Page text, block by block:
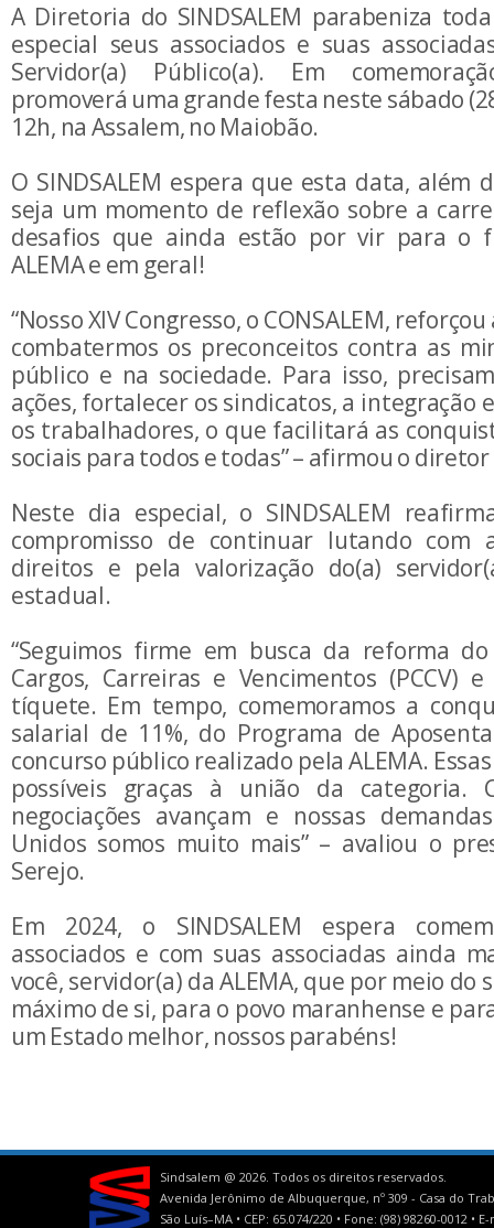
A Diretoria do SINDSALEM parabeniza
especial seus associados e suas
Servidor(a) Público(a). Em
promoverá uma grande festa neste sábado
12h, na Assalem, no Maiobão.
O SINDSALEM espera que esta data, além
seja um momento de reflexão sobre a
desafios que ainda estão por vir para o
ALEMA e em geral!
“Nosso XIV Congresso, o CONSALEM,
combatermos os preconceitos contra as
público e na sociedade. Para isso,
ações, fortalecer os sindicatos, a integração
os trabalhadores, o que facilitará as
sociais para todos e todas” – afirmou o
Neste dia especial, o SINDSALEM
compromisso de continuar lutando com
direitos e pela valorização do(a)
estadual.
“Seguimos firme em busca da reforma
Cargos, Carreiras e Vencimentos (PCCV)
tíquete. Em tempo, comemoramos a
salarial de 11%, do Programa de
concurso público realizado pela ALEMA.
possíveis graças à união da categoria.
negociações avançam e nossas
Unidos somos muito mais” – avaliou o
Serejo.
Em 2024, o SINDSALEM espera
associados e com suas associadas ainda
você, servidor(a) da ALEMA, que por meio do
máximo de si, para o povo maranhense e
um Estado melhor, nossos parabéns!
Sindsalem @ 2026. Todos os direitos reservados.
Avenida Jerônimo de Albuquerque, nº 309 - Casa do
São Luís–MA • CEP: 65.074/220 • Fone: (98) 98260-0012